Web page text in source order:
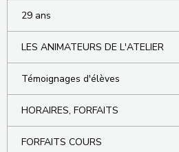
29 ans
LES ANIMATEURS DE L'ATELIER
Témoignages d'élèves
HORAIRES, FORFAITS
FORFAITS COURS